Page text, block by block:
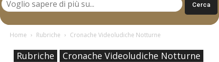
Home Rubriche Cronache Videoludiche Notturne
Rubriche Cronache Videoludiche Notturne